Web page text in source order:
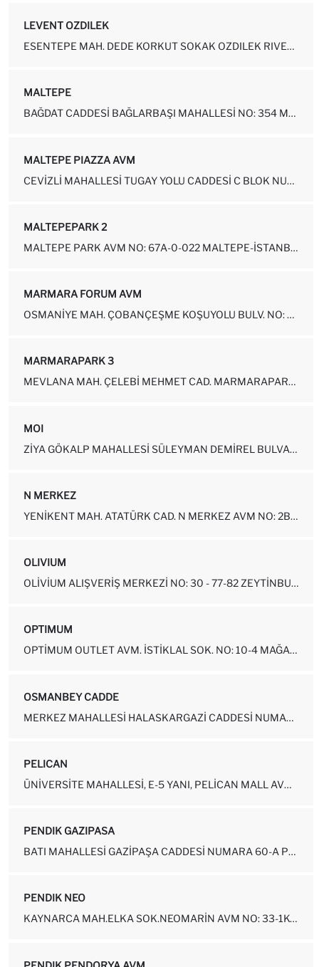
LEVENT OZDILEK
ESENTEPE MAH. DEDE KORKUT SOKAK OZDILEK RIVER PLAZA VYNDHAM GRAND N...
MALTEPE
BAĞDAT CADDESİ BAĞLARBAŞI MAHALLESİ NO: 354 MALTEPE - İSTABNBUL KAT...
MALTEPE PIAZZA AVM
CEVIZLI MAHALLESI TUGAY YOLU CADDESI C BLOK NUMARA: 69C-1B15 MALTEP...
MALTEPEPARK 2
MALTEPE PARK AVM NO: 67A-0-022 MALTEPE-İSTANBUL
MARMARA FORUM AVM
OSMANIYE MAH. ÇOBANÇEŞME KOŞUYOLU BULV. NO: 3-1018 BAKIRKÖY-İSTANBUL
MARMARAPARK 3
MEVLANA MAH. ÇELEBI MEHMET CAD. MARMARAPARK AVM NO: 33A-1F001-2F004...
MOI
ZIYA GÖKALP MAHALLESI SÜLEYMAN DEMIREL BULVARI MALL OF İSTANBUL NO:...
N MERKEZ
YENIKENT MAH. ATATÜRK CAD. N MERKEZ AVM NO: 2B-2-5 ESENYURT-İSTANBUL
OLIVIUM
OLIVIUM ALIŞVERIŞ MERKEZI NO: 30 - 77-82 ZEYTINBURNU - İSTANBUL
OPTIMUM
OPTIMUM OUTLET AVM. İSTIKLAL SOK. NO: 10-4 MAĞAZA NO: 78 YENISAHRA ...
OSMANBEY CADDE
MERKEZ MAHALLESI HALASKARGAZI CADDESI NUMARA: 139 - 7 ŞIŞLI-İSTANBUL
PELICAN
ÜNIVERSITE MAHALLESI, E-5 YANI, PELICAN MALL AVM 1.KAT NO:102-103, ...
PENDIK GAZIPASA
BATI MAHALLESI GAZIPAŞA CADDESI NUMARA 60-A PENDIK - İSTANBUL
PENDIK NEO
KAYNARCA MAH.ELKA SOK.NEOMARIN AVM NO: 33-1K-F02- F05 (YENI NO:1K-M...